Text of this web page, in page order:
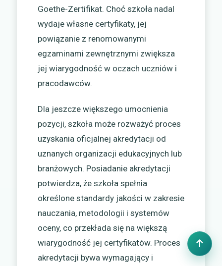
Goethe-Zertifikat. Choć szkoła nadal
wydaje własne certyfikaty, jej
powiązanie z renomowanymi
egzaminami zewnętrznymi zwiększa
jej wiarygodność w oczach uczniów i
pracodawców.
Dla jeszcze większego umocnienia
pozycji, szkoła może rozważyć proces
uzyskania oficjalnej akredytacji od
uznanych organizacji edukacyjnych lub
branżowych. Posiadanie akredytacji
potwierdza, że szkoła spełnia
określone standardy jakości w zakresie
nauczania, metodologii i systemów
oceny, co przekłada się na większą
wiarygodność jej certyfikatów. Proces
akredytacji bywa wymagający i